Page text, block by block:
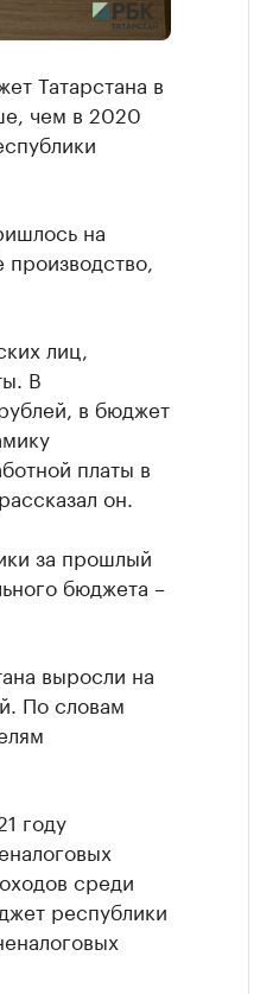
Татарстана в
чем в 2020
на
лиц,
В
в бюджет
платы в
он.
за прошлый
бюджета –
выросли на
По словам
году
среди
республики